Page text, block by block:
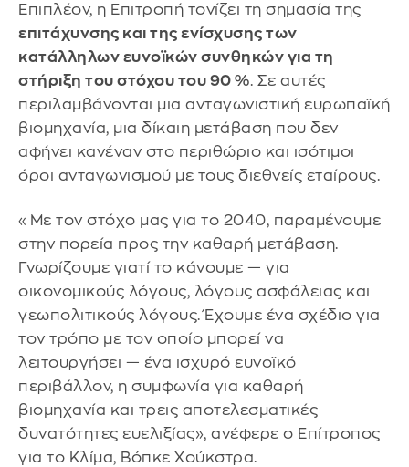
Επιπλέον, η Επιτροπή τονίζει τη σημασία της
επιτάχυνσης και της ενίσχυσης των
κατάλληλων ευνοϊκών συνθηκών για τη
στήριξη του στόχου του 90 %. Σε αυτές
περιλαμβάνονται μια ανταγωνιστική ευρωπαϊκή
βιομηχανία, μια δίκαιη μετάβαση που δεν
αφήνει κανέναν στο περιθώριο και ισότιμοι
όροι ανταγωνισμού με τους διεθνείς εταίρους.
«Με τον στόχο μας για το 2040, παραμένουμε
στην πορεία προς την καθαρή μετάβαση.
Γνωρίζουμε γιατί το κάνουμε — για
οικονομικούς λόγους, λόγους ασφάλειας και
γεωπολιτικούς λόγους. Έχουμε ένα σχέδιο για
τον τρόπο με τον οποίο μπορεί να
λειτουργήσει — ένα ισχυρό ευνοϊκό
περιβάλλον, η συμφωνία για καθαρή
βιομηχανία και τρεις αποτελεσματικές
δυνατότητες ευελιξίας», ανέφερε ο Επίτροπος
για το Κλίμα, Βόπκε Χούκστρα.